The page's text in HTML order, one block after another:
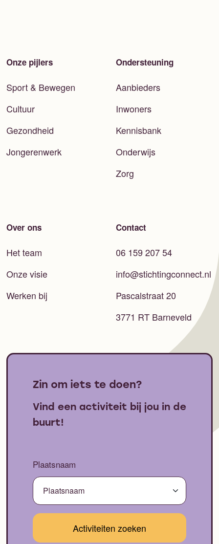
Onze pijlers
Sport & Bewegen
Cultuur
Gezondheid
Jongerenwerk
Ondersteuning
Aanbieders
Inwoners
Kennisbank
Onderwijs
Zorg
Over ons
Het team
Onze visie
Werken bij
Contact
06 159 207 54
info@stichtingconnect.nl
Pascalstraat 20
3771 RT Barneveld
Zin om iets te doen?
Vind een activiteit bij jou in de
buurt!
Plaatsnaam